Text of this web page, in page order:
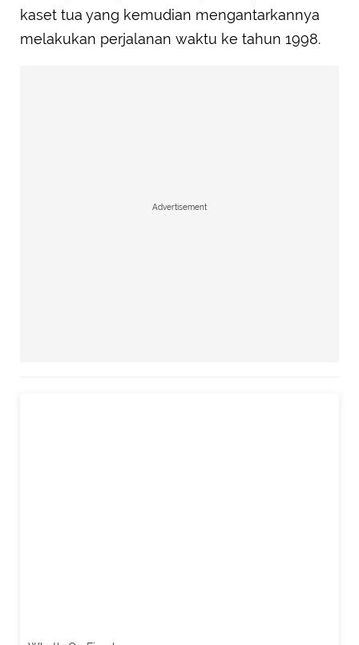
kaset tua yang kemudian mengantarkannya
melakukan perjalanan waktu ke tahun 1998.
Advertisement